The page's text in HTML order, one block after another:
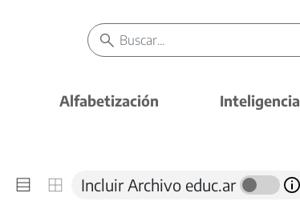
Alfabetización
Incluir Archivo educ.ar